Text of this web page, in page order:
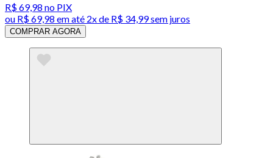
R$ 69,98 no PIX
ou R$ 69,98 em até 2x de R$ 34,99 sem juros
COMPRAR AGORA